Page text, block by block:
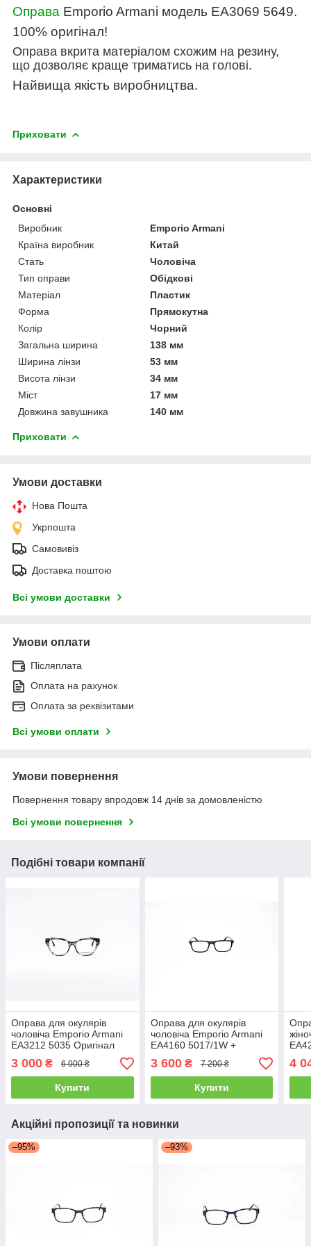
Оправа Emporio Armani модель EA3069 5649.
100% оригінал!
Оправа вкрита матеріалом схожим на резину,
що дозволяє краще триматись на голові.
Найвища якість виробництва.
Приховати
Характеристики
Основні
Виробник
Emporio Armani
Країна виробник
Китай
Стать
Чоловіча
Тип оправи
Обідкові
Матеріал
Пластик
Форма
Прямокутна
Колір
Чорний
Загальна ширина
138 мм
Ширина лінзи
53 мм
Висота лінзи
34 мм
Міст
17 мм
Довжина завушника
140 мм
Приховати
Умови доставки
Нова Пошта
Укрпошта
Самовивіз
Доставка поштою
Всі умови доставки
Умови оплати
Післяплата
Оплата на рахунок
Оплата за реквізитами
Всі умови оплати
Умови повернення
Повернення товару впродовж 14 днів за домовленістю
Всі умови повернення
Подібні товари компанії
Оправа для окулярів
чоловіча Emporio Armani
EA3212 5035 Оригінал
3 000 ₴ 6 000 ₴
Купити
Оправа для окулярів
чоловіча Emporio Armani
EA4160 5017/1W +
сонцезахисні накладки
2в1 Оригінал
3 600₴ 7 200 ₴
Купити
4
Акційні пропозиції та новинки
–95% –93%